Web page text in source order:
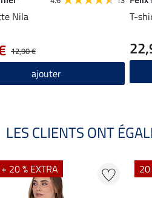
Nila
12,90 €
ajouter
T-
LES CLIENTS ONT
20 % EXTRA 20